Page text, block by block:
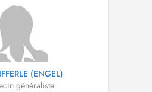
(ENGEL)
généraliste